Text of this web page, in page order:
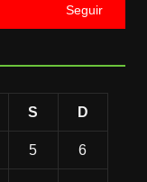
Seguir
S D
5 6